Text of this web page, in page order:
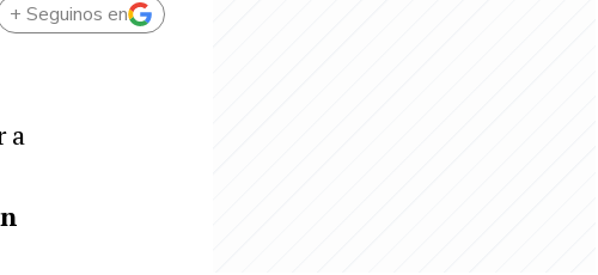
+ Seguinos en
a